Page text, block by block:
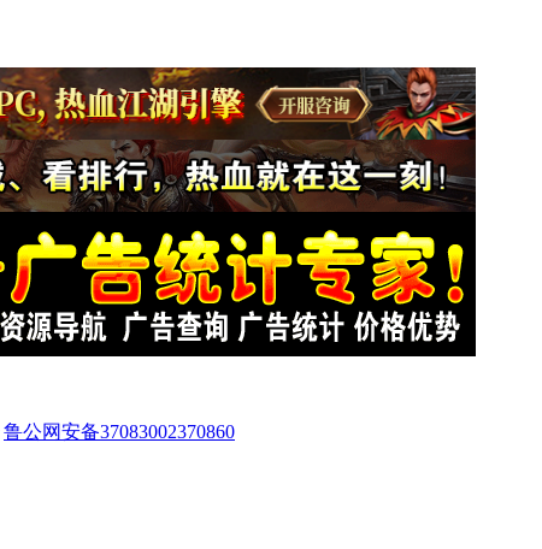
鲁公网安备37083002370860